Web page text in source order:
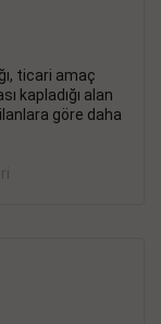
ticari amaç
kapladığı alan
göre daha